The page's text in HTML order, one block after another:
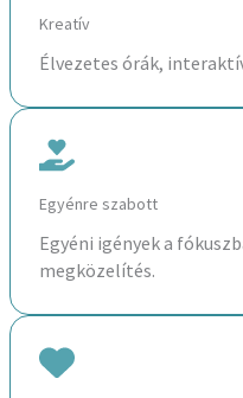
Kreatív
Élvezetes órák,
Egyénre szabott
Egyéni igények a
megközelítés.